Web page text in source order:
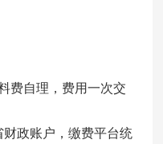
费自理，费用一次交
政账户，缴费平台统